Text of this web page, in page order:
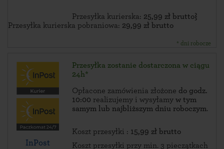
Przesyłka kurierska: 25,99 zł brutto}
Przesyłka kurierska pobraniowa: 29,99 zł brutto
* dni robocze
InPost
Przesyłka zostanie dostarczona w ciągu
24h*
Opłacone zamówienia złożone do godz.
10:00 realizujemy i wysyłamy w tym
samym lub najbliższym dniu roboczym.
Koszt przesyłki : 15,99 zł brutto
Koszt przesyłki przy min. 3 pieczątkach